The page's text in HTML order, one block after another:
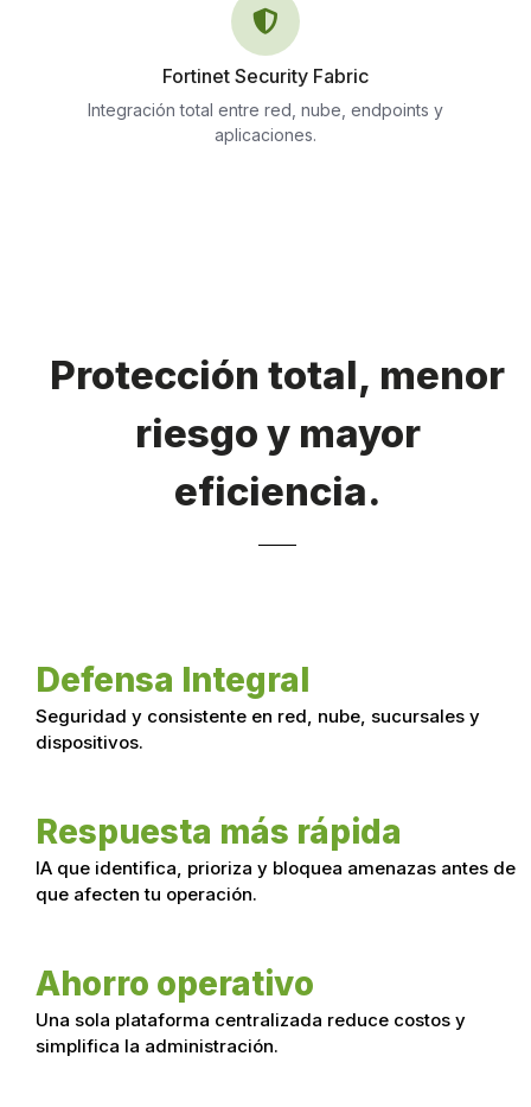
Fortinet Security Fabric
Integración total entre red, nube, endpoints y
aplicaciones.
Protección total, menor
riesgo y mayor
eficiencia.
Defensa Integral
Seguridad y consistente en red, nube, sucursales y
dispositivos.
Respuesta más rápida
IA que identifica, prioriza y bloquea amenazas antes de
que afecten tu operación.
Ahorro operativo
Una sola plataforma centralizada reduce costos y
simplifica la administración.